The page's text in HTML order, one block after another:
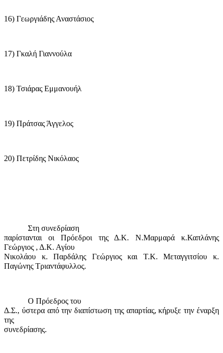
16) Γεωργιάδης Αναστάσιος
17) Γκαλή Γιαννούλα
18) Τσιάρας Εμμανουήλ
19) Πράτσας Άγγελος
20) Πετρίδης Νικόλαος
Στη συνεδρίαση
παρίστανται οι Πρόεδροι της Δ.Κ. Ν.Μαρμαρά κ.Καπλάνης
Γεώργιος , Δ.Κ. Αγίου
Νικολάου κ. Παρδάλης Γεώργιος και Τ.Κ. Μεταγγιτσίου κ.
Παγώνης Τριαντάφυλλος.
Ο Πρόεδρος του
Δ.Σ., ύστερα από την διαπίστωση της απαρτίας, κήρυξε την έναρξη
της
συνεδρίασης.